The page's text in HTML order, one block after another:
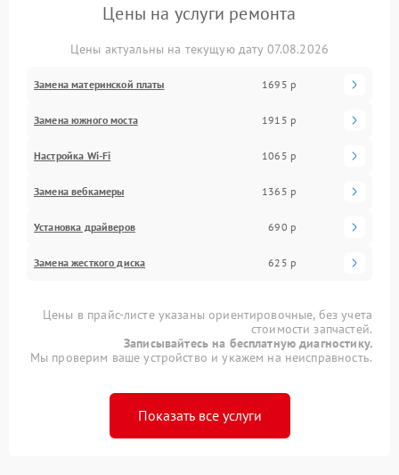
Цены на услуги ремонта
Цены актуальны на текущую дату 07.08.2026
Замена материнской платы 1695 р
Замена южного моста 1915 р
Настройка Wi-Fi 1065 р
Замена вебкамеры 1365 р
Установка драйверов 690 р
Замена жесткого диска 625 р
Цены в прайс-листе указаны ориентировочные, без учета
стоимости запчастей.
Записывайтесь на бесплатную диагностику.
Мы проверим ваше устройство и укажем на неисправность.
Показать все услуги